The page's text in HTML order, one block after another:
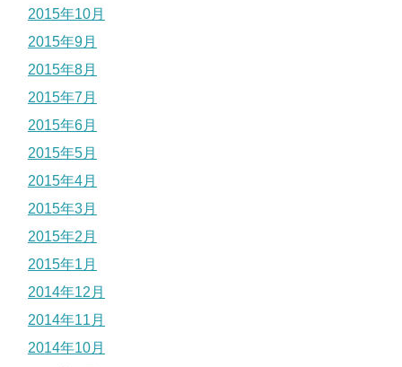
2015年10月
2015年9月
2015年8月
2015年7月
2015年6月
2015年5月
2015年4月
2015年3月
2015年2月
2015年1月
2014年12月
2014年11月
2014年10月